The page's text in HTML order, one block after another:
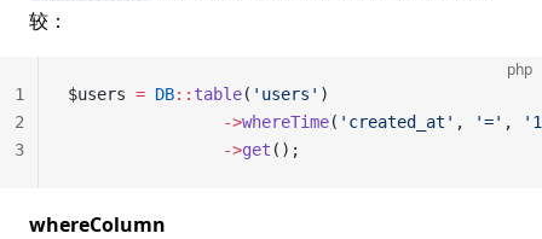
较：
php
$users = DB:: table( 'users' )
                ->
whereTime( 'created_at' , '=' ,
                ->
get ();
1
2
3
whereColumn